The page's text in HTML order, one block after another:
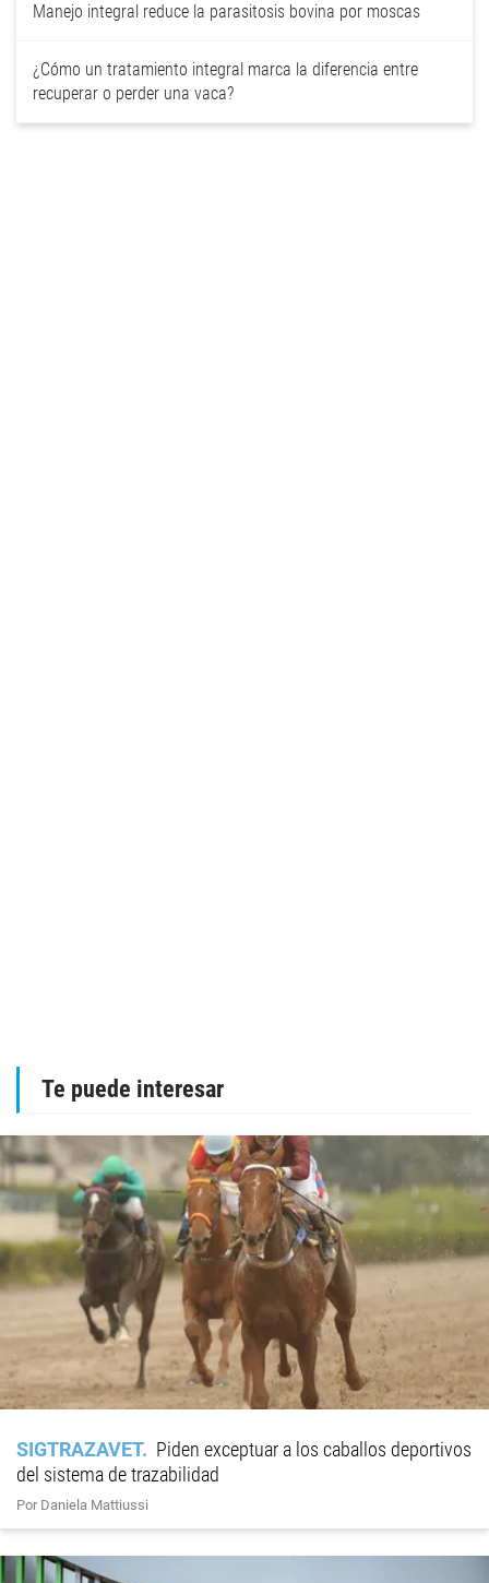
Manejo integral reduce la parasitosis bovina por moscas
¿Cómo un tratamiento integral marca la diferencia entre
recuperar o perder una vaca?
Te puede interesar
SIGTRAZAVET
Piden exceptuar a los caballos deportivos
del sistema de trazabilidad
Por Daniela Mattiussi